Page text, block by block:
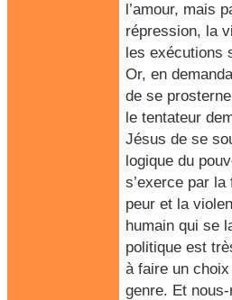
l’amour, mais
répression, la
les exécutions
Or, en
de se
le tentateur
Jésus de se
logique du
s’exerce par la
peur et la
humain qui se
politique est
à faire un
genre. Et